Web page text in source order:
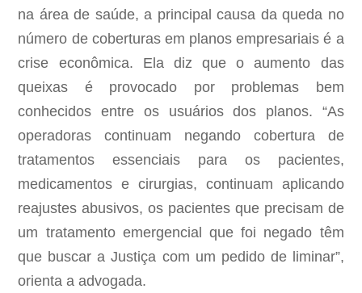
na área de saúde, a principal causa da queda no
número de coberturas em planos empresariais é a
crise econômica. Ela diz que o aumento das
queixas é provocado por problemas bem
conhecidos entre os usuários dos planos. “As
operadoras continuam negando cobertura de
tratamentos essenciais para os pacientes,
medicamentos e cirurgias, continuam aplicando
reajustes abusivos, os pacientes que precisam de
um tratamento emergencial que foi negado têm
que buscar a Justiça com um pedido de liminar”,
orienta a advogada.